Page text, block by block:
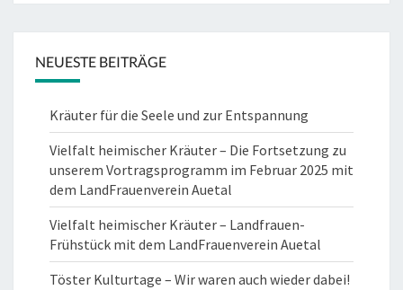
NEUESTE BEITRÄGE
Kräuter für die Seele und zur Entspannung
Vielfalt heimischer Kräuter – Die Fortsetzung zu
unserem Vortragsprogramm im Februar 2025 mit
dem LandFrauenverein Auetal
Vielfalt heimischer Kräuter – Landfrauen-
Frühstück mit dem LandFrauenverein Auetal
Töster Kulturtage – Wir waren auch wieder dabei!